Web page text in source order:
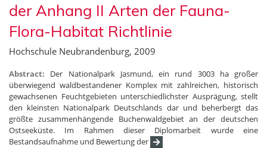
der Anhang II Arten der Fauna-
Flora-Habitat Richtlinie
Hochschule Neubrandenburg, 2009
Abstract: Der Nationalpark Jasmund, ein rund 3003 ha großer
überwiegend waldbestandener Komplex mit zahlreichen, historisch
gewachsenen Feuchtgebieten unterschiedlichster Ausprägung, stellt
den kleinsten Nationalpark Deutschlands dar und beherbergt das
größte zusammenhängende Buchenwaldgebiet an der deutschen
Ostseeküste. Im Rahmen dieser Diplomarbeit wurde eine
Bestandsaufnahme und Bewertung der